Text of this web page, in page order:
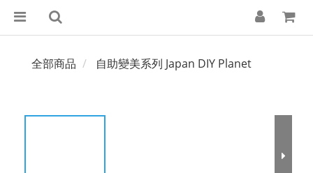
全部商品 自助變美系列 Japan DIY Planet